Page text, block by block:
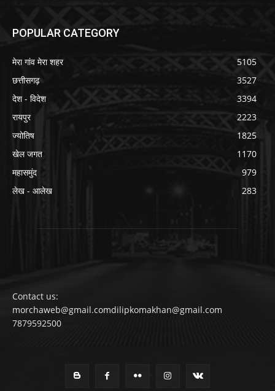
POPULAR CATEGORY
मेरा गांव मेरा शहर
5105
छत्तीसगढ़
3527
देश - विदेश
3394
रायपुर
2223
ज्योतिष
1825
खेल जगत
1170
महासमुंद
979
लेख - आलेख
283
Contact us:
morchaweb@gmail.comdilipkomakhan@gmail.com
7879592500